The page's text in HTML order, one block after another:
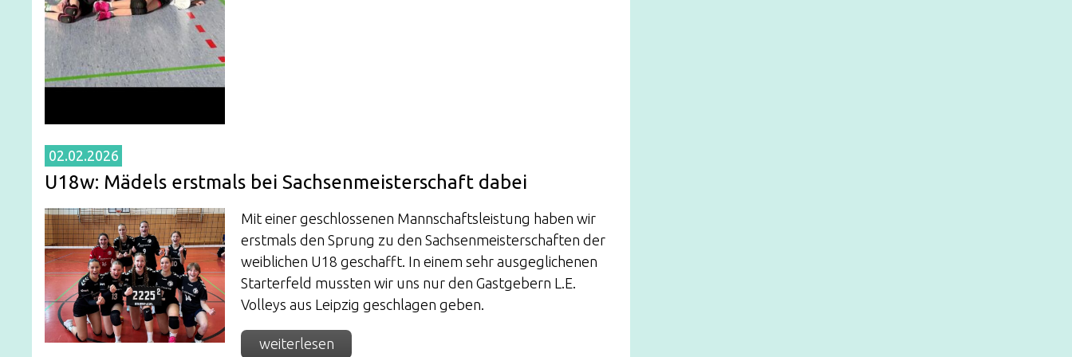
02.02.2026
U18w: Mädels erstmals bei Sachsenmeisterschaft dabei
Mit einer geschlossenen Mannschaftsleistung haben wir
erstmals den Sprung zu den Sachsenmeisterschaften der
weiblichen U18 geschafft. In einem sehr ausgeglichenen
Starterfeld mussten wir uns nur den Gastgebern L.E.
Volleys aus Leipzig geschlagen geben.
weiterlesen